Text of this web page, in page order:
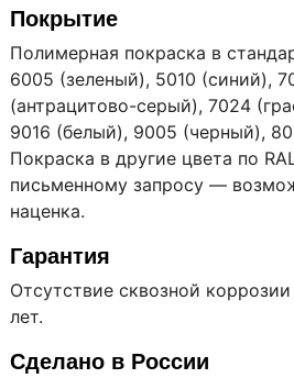
Покрытие
Полимерная покраска в
6005 (зеленый), 5010 (синий),
(антрацитово-серый), 7024
9016 (белый), 9005 (черный),
Покраска в другие цвета по
письменному запросу —
наценка.
Гарантия
Отсутствие сквозной
лет.
Сделано в России